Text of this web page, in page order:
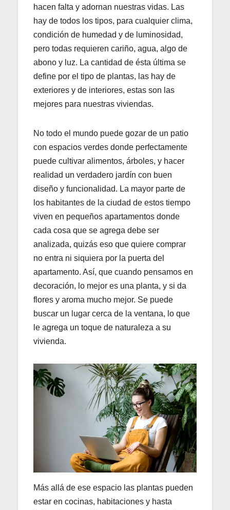
hacen falta y adornan nuestras vidas. Las
hay de todos los tipos, para cualquier clima,
condición de humedad y de luminosidad,
pero todas requieren cariño, agua, algo de
abono y luz. La cantidad de ésta última se
define por el tipo de plantas, las hay de
exteriores y de interiores, estas son las
mejores para nuestras viviendas.
No todo el mundo puede gozar de un patio
con espacios verdes donde perfectamente
puede cultivar alimentos, árboles, y hacer
realidad un verdadero jardín con buen
diseño y funcionalidad. La mayor parte de
los habitantes de la ciudad de estos tiempo
viven en pequeños apartamentos donde
cada cosa que se agrega debe ser
analizada, quizás eso que quiere comprar
no entra ni siquiera por la puerta del
apartamento. Así, que cuando pensamos en
decoración, lo mejor es una planta, y si da
flores y aroma mucho mejor. Se puede
buscar un lugar cerca de la ventana, lo que
le agrega un toque de naturaleza a su
vivienda.
Más allá de ese espacio las plantas pueden
estar en cocinas, habitaciones y hasta